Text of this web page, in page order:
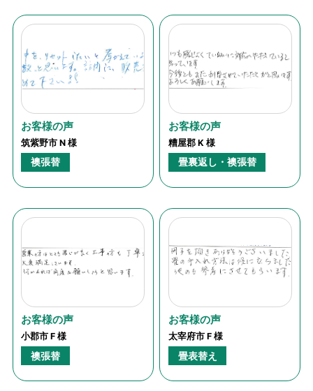
お客様の声
筑紫野市 N 様
襖張替
お客様の声
糟屋郡 K 様
畳裏返し・襖張替
お客様の声
小郡市 F 様
襖張替
お客様の声
太宰府市 F 様
畳表替え